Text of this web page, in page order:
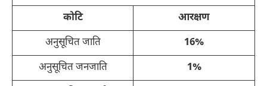
कोटि
आरक्षण
अनुसूचित जाति
16%
अनुसूचित जनजाति
1%